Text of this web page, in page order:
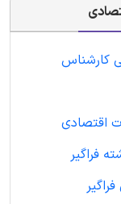
کارشناس
اقتصادی
فراگیر